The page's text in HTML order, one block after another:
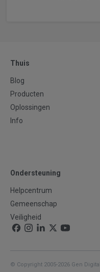
Thuis
Blog
Producten
Oplossingen
Info
Ondersteuning
Helpcentrum
Gemeenschap
Veiligheid
© Copyright 2005-2026 Gen